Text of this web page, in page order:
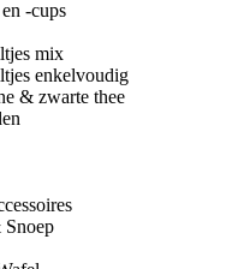
-cups
mix
enkelvoudig
& zwarte thee